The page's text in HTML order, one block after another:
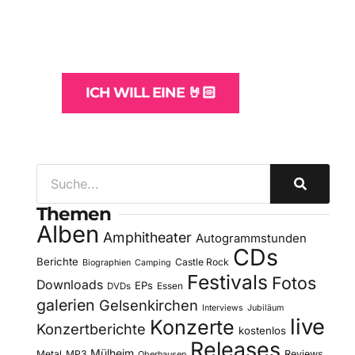
ICH WILL EINE 🤘🏻
Themen
Alben Amphitheater Autogrammstunden
Berichte Biographien Camping Castle Rock CDs
Downloads DVDs EPs Essen Festivals Fotos
galerien Gelsenkirchen Interviews Jubiläum
Konzertberichte Konzerte kostenlos live
Releases